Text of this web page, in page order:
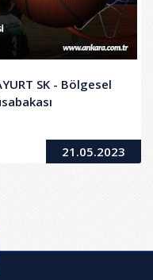
SK - Bölgesel
21.05.2023